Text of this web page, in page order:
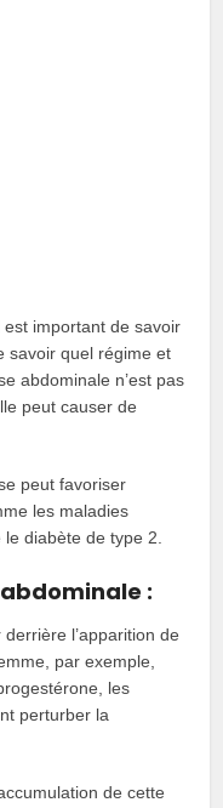
important de savoir
savoir quel régime et
abdominale n’est pas
peut causer de
peut favoriser
les maladies
le diabète de type 2.
:
l’apparition de
par exemple,
les
perturber la
de cette